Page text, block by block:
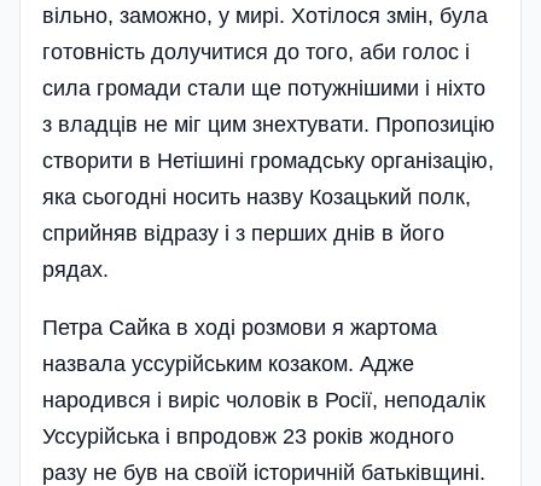
вільно, заможно, у мирі. Хотілося змін, була
готовність долучитися до того, аби голос і
сила громади стали ще потужнішими і ніхто
з владців не міг цим знехтувати. Пропозицію
створити в Нетішині громадську організацію,
яка сьогодні носить назву Козацький полк,
сприйняв відразу і з перших днів в його
рядах.
Петра Сайка в ході розмови я жартома
назвала уссурійським козаком. Адже
народився і виріс чоловік в Росії, неподалік
Уссурійська і впродовж 23 років жодного
разу не був на своїй історичній батьківщині.